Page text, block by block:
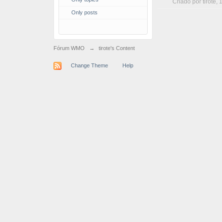
Only posts
Criado por tirote,
Fórum WMO → tirote's Content
Change Theme Help